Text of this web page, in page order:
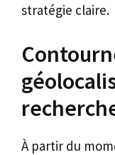
stratégie claire.
À partir du